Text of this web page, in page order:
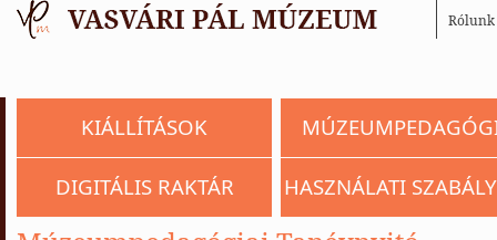
Rólunk
KIÁLLÍTÁSOK
DIGITÁLIS RAKTÁR HASZNÁLATI